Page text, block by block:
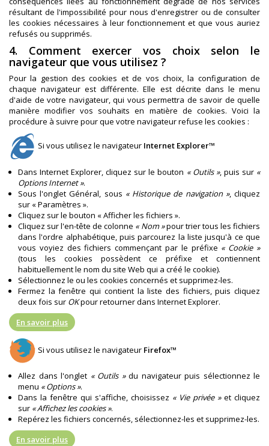
résultant de l'impossibilité pour nous d'enregistrer ou de consulter
les cookies nécessaires à leur fonctionnement et que vous auriez
refusés ou supprimés.
4. Comment exercer vos choix selon le
navigateur que vous utilisez ?
Pour la gestion des cookies et de vos choix, la configuration de
chaque navigateur est différente. Elle est décrite dans le menu
d'aide de votre navigateur, qui vous permettra de savoir de quelle
manière modifier vos souhaits en matière de cookies. Voici la
procédure à suivre pour que votre navigateur refuse les cookies :
Si vous utilisez le navigateur Internet Explorer™
Dans Internet Explorer, cliquez sur le bouton « Outils », puis sur «
Options Internet ».
Sous l'onglet Général, sous « Historique de navigation », cliquez
sur « Paramètres ».
Cliquez sur le bouton « Afficher les fichiers ».
Cliquez sur l'en-tête de colonne « Nom »pour trier tous les fichiers
dans l'ordre alphabétique, puis parcourez la liste jusqu'à ce que
vous voyiez des fichiers commençant par le préfixe « Cookie »
(tous les cookies possèdent ce préfixe et contiennent
habituellement le nom du site Web qui a créé le cookie).
Sélectionnez le ou les cookies concernés et supprimez-les.
Fermez la fenêtre qui contient la liste des fichiers, puis cliquez
deux fois sur OKpour retourner dans Internet Explorer.
En savoir plus
Si vous utilisez le navigateur Firefox™
Allez dans l'onglet « Outils »du navigateur puis sélectionnez le
menu « Options ».
Dans la fenêtre qui s'affiche, choisissez « Vie privée »et cliquez
sur « Affichez les cookies ».
Repérez les fichiers concernés, sélectionnez-les et supprimez-les.
En savoir plus